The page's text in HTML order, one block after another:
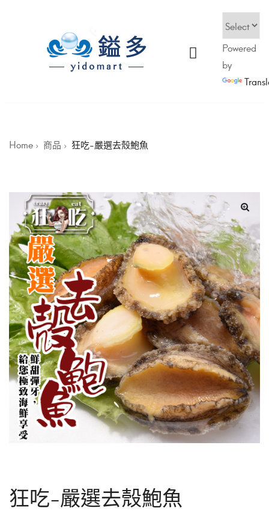
Powered
by
Home 商品 狂吃-嚴選去殼鮑魚
狂吃-嚴選去殼鮑魚